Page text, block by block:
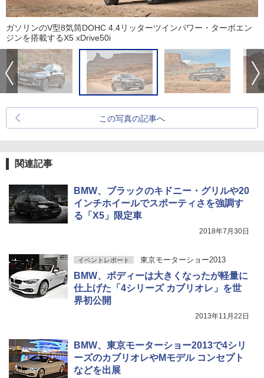
ガソリンのV型8気筒DOHC 4.4リッターツインパワー・ターボエン
ジンを搭載するX5 xDrive50i
この写真の記事へ
関連記事
BMW、ブラックのキドニー・グリルや20
インチホイールでスポーティさを強調す
る「X5」限定車
2018年7月30日
イベントレポート 東京モーターショー2013
BMW、ボディーは大きくなったが軽量に
仕上げた「4シリーズ カブリオレ」を世
界初公開
2013年11月22日
BMW、東京モーターショー2013で4シリ
ーズのカブリオレやMモデル コンセプト
などを出展